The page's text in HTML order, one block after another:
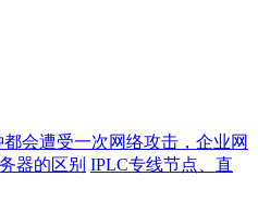
会遭受一次网络攻击，企业网
器的区别 IPLC专线节点、直